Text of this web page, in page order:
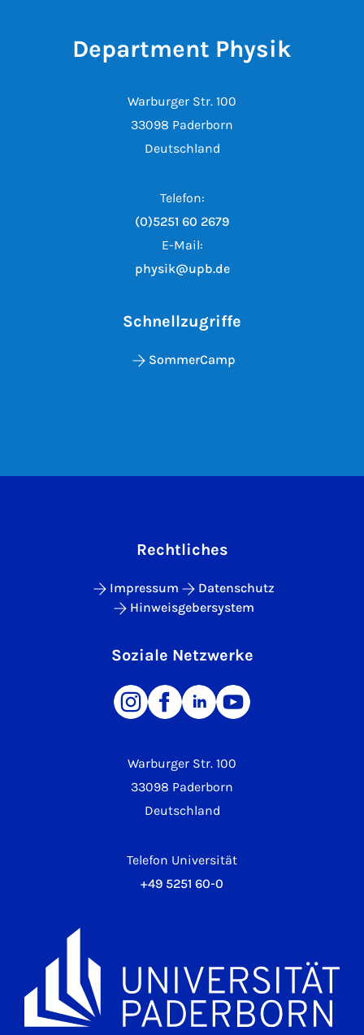
Department Physik
Warburger Str. 100
33098 Paderborn
Deutschland
Telefon:
(0)5251 60 2679
E-Mail:
physik@upb.de
Schnellzugriffe
SommerCamp
Warburger Str. 100
33098 Paderborn
Deutschland
Telefon Universität
+49 5251 60-0
Rechtliches
Impressum
Datenschutz
Hinweisgebersystem
Soziale Netzwerke